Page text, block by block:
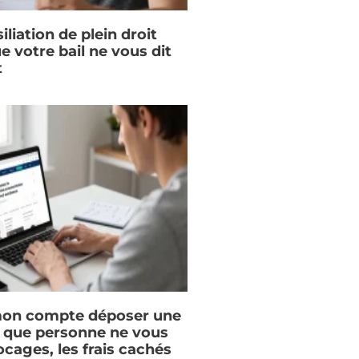
de plein droit
votre bail ne vous dit
compte déposer une
personne ne vous
les frais cachés